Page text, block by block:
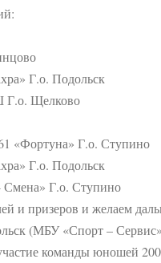
Г.о. Подольск
Щелково
«Фортуна» Г.о. Ступино
Г.о. Подольск
Г.о. Ступино
и призеров и желаем
(МБУ «Спорт –
команды юношей